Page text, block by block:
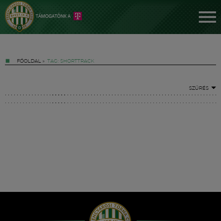
FŐOLDAL » TAG: SHORTTRACK
SZŰRÉS
Hírek